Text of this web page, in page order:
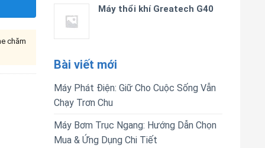
Máy thổi khí Greatech G40
Bài viết mới
Máy Phát Điện: Giữ Cho Cuộc Sống Vẫn
Chạy Trơn Chu
Máy Bơm Trục Ngang: Hướng Dẫn Chọn
Mua & Ứng Dụng Chi Tiết
chăm